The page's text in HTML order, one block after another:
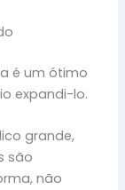
é um ótimo
expandi-lo.
grande,
são
não